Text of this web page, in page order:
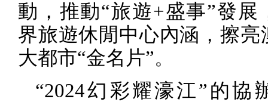
動，推動“旅遊+盛事”發展
界旅遊休閒中心內涵，擦亮
大都市“金名片”。
“2024幻彩耀濠江”的協